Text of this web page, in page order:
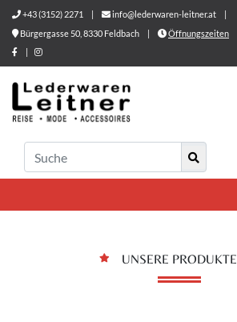
+43 (3152) 2271 | info@lederwaren-leitner.at
|
Bürgergasse 50, 8330 Feldbach
|
Öffnungszeiten
|
UNSERE PRODUKTE